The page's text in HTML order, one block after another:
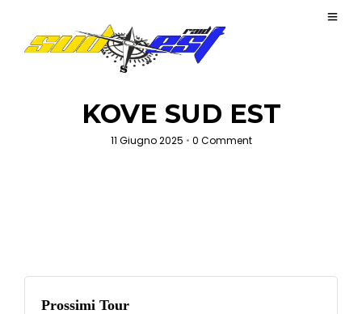
KOVE SUD EST
11 Giugno 2025 • 0 Comment
Prossimi Tour